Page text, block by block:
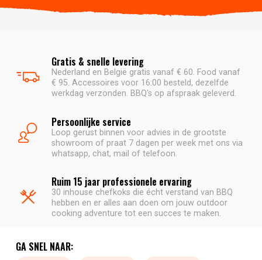
Gratis & snelle levering
Nederland en België gratis vanaf € 60. Food vanaf
€ 95. Accessoires voor 16:00 besteld, dezelfde
werkdag verzonden. BBQ's op afspraak geleverd.
Persoonlijke service
Loop gerust binnen voor advies in de grootste
showroom of praat 7 dagen per week met ons via
whatsapp, chat, mail of telefoon.
Ruim 15 jaar professionele ervaring
30 inhouse chefkoks die écht verstand van BBQ
hebben en er alles aan doen om jouw outdoor
cooking adventure tot een succes te maken.
GA SNEL NAAR: